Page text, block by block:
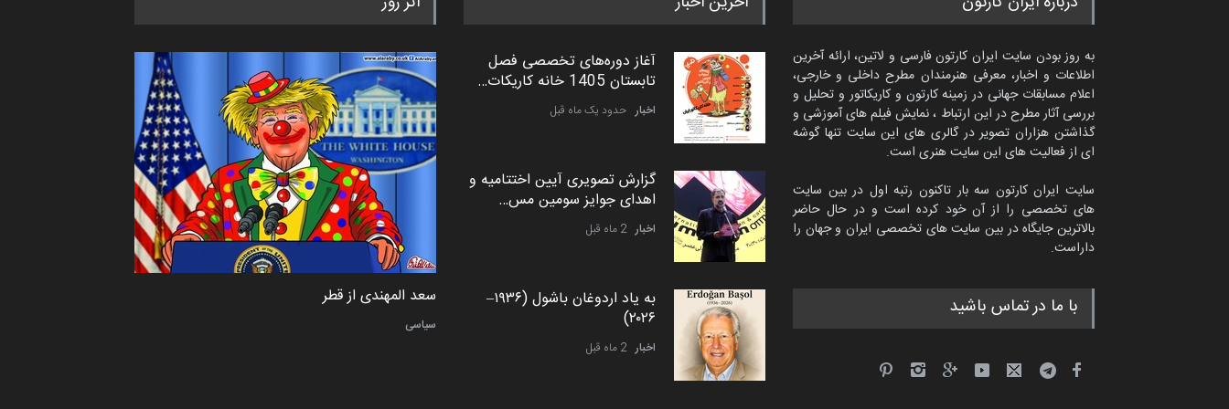
پنجمین مسابقۀ بین‌المللی کارتون
CARTUNION ، …
مهلت 3 ماه دیگر
جشنواره بین‌المللی کارتون مدارس
پرتغال، ۲۰۲۷
به روز بودن سایت ایران کارتون فارسی و لاتین، ارائه آخرین
اطلاعات و اخبار، معرفی هنرمندان مطرح داخلی و خارجی،
اعلام مسابقات جهانی در زمینه کارتون و کاریکاتور و تحلیل و
بررسی آثار مطرح در این ارتباط ، نمایش فیلم های آموزشی و
گذاشتن هزاران تصویر در گالری های این سایت تنها گوشه
ای از فعالیت های این سایت هنری است.
سایت ایران کارتون سه بار تاکنون رتبه اول در بین سایت
های تخصصی را از آن خود کرده است و در حال حاضر
بالاترین جایگاه در بین سایت های تخصصی ایران و جهان را
داراست.
با ما در تماس باشید
آغاز دوره‌های تخصصی فصل
تابستان 1405 خانه کاریکات…
اخبار حدود یک ماه قبل
گزارش تصویری آیین اختتامیه و
اهدای جوایز سومین مس…
اخبار 2 ماه قبل
به یاد اردوغان باشول (۱۹۳۶–
۲۰۲۶)
اخبار 2 ماه قبل
سعد المهندی از قطر
سیاسی
دمیر نواک از کرواسی
کارتون
امین الحباره از عربستان سعودی
کاریکاتور